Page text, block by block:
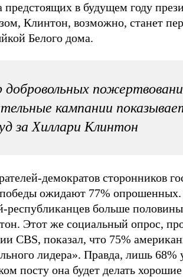
предстоящих в будущем году
Клинтон, возможно, станет
Белого дома.
добровольных
кампании
за Хиллари Клинтон
демократов сторонников
ожидают 77%
республиканцев больше
Этот же социальный опрос,
CBS, показал, что 75%
лидера». Правда, лишь 68%
посту она будет делать